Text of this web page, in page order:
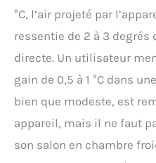
°C, l’air projeté par
ressentie de 2 à 3 degrés
directe. Un utilisateur
gain de 0,5 à 1 °C dans
bien que modeste, est
appareil, mais il ne faut
son salon en chambre